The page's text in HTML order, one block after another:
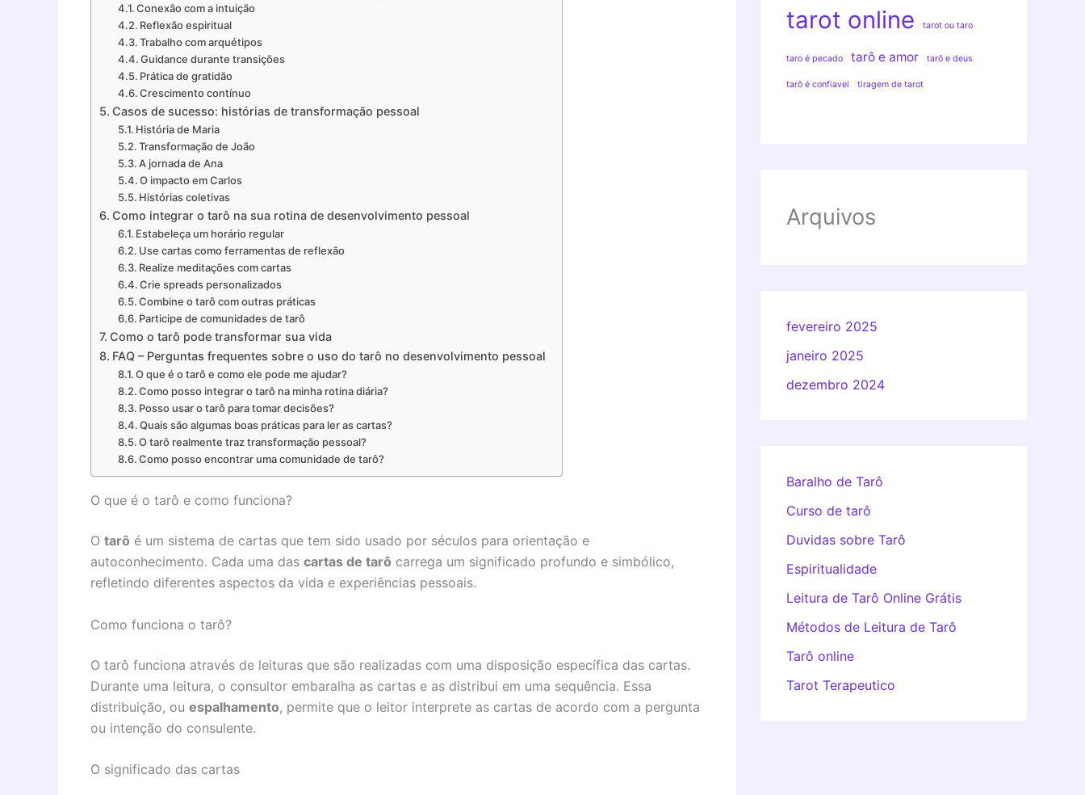
Conexão com a intuição
Reflexão espiritual
Trabalho com arquétipos
Guidance durante transições
Prática de gratidão
Crescimento contínuo
Casos de sucesso: histórias de transformação pessoal
História de Maria
Transformação de João
A jornada de Ana
O impacto em Carlos
Histórias coletivas
Como integrar o tarô na sua rotina de desenvolvimento pessoal
Estabeleça um horário regular
Use cartas como ferramentas de reflexão
Realize meditações com cartas
Crie spreads personalizados
Combine o tarô com outras práticas
Participe de comunidades de tarô
Como o tarô pode transformar sua vida
FAQ – Perguntas frequentes sobre o uso do tarô no desenvolvimento pessoal
O que é o tarô e como ele pode me ajudar?
Como posso integrar o tarô na minha rotina diária?
Posso usar o tarô para tomar decisões?
Quais são algumas boas práticas para ler as cartas?
O tarô realmente traz transformação pessoal?
Como posso encontrar uma comunidade de tarô?
O que é o tarô e como funciona?
O tarô é um sistema de cartas que tem sido usado por séculos para orientação e
autoconhecimento. Cada uma das cartas de tarô carrega um significado profundo e simbólico,
refletindo diferentes aspectos da vida e experiências pessoais.
Como funciona o tarô?
O tarô funciona através de leituras que são realizadas com uma disposição específica das cartas.
Durante uma leitura, o consultor embaralha as cartas e as distribui em uma sequência. Essa
distribuição, ou espalhamento, permite que o leitor interprete as cartas de acordo com a pergunta
ou intenção do consulente.
O significado das cartas
tarot online tarot ou taro
taro é pecado tarô e amor tarô e deus
tarô é confiavel tiragem de tarot
Arquivos
fevereiro 2025
janeiro 2025
dezembro 2024
Baralho de Tarô
Curso de tarô
Duvidas sobre Tarô
Espiritualidade
Leitura de Tarô Online Grátis
Métodos de Leitura de Tarô
Tarô online
Tarot Terapeutico